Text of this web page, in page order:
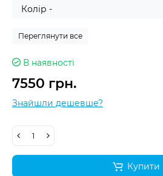
Колір -
Переглянути все
В наявності
7550 грн.
Знайшли дешевше?
Купити